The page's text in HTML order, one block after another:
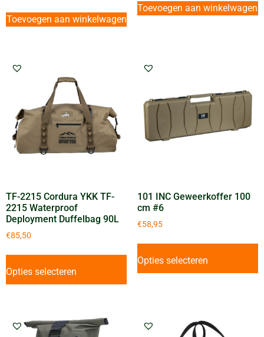
Toevoegen aan winkelwagen
Toevoegen aan winkelwagen
TF-2215 Cordura YKK TF-
2215 Waterproof
Deployment Duffelbag 90L
€85,50
Opties selecteren
101 INC Geweerkoffer 100
cm #6
€58,95
Opties selecteren